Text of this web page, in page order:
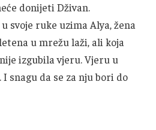
donijeti Dživan.
svoje ruke uzima Alya, žena
u mrežu laži, ali koja
izgubila vjeru. Vjeru u
snagu da se za nju bori do